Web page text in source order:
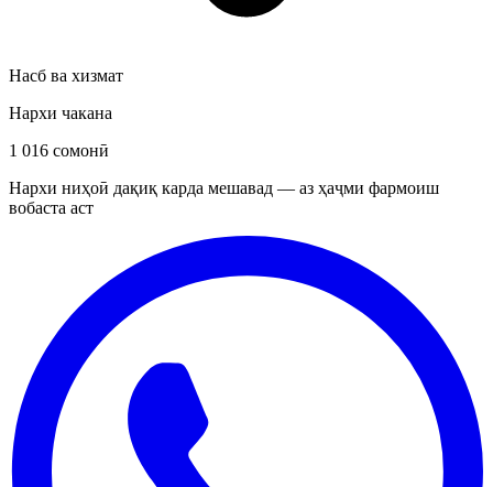
Насб ва хизмат
Нархи чакана
1 016 сомонӣ
Нархи ниҳоӣ дақиқ карда мешавад — аз ҳаҷми фармоиш
вобаста аст